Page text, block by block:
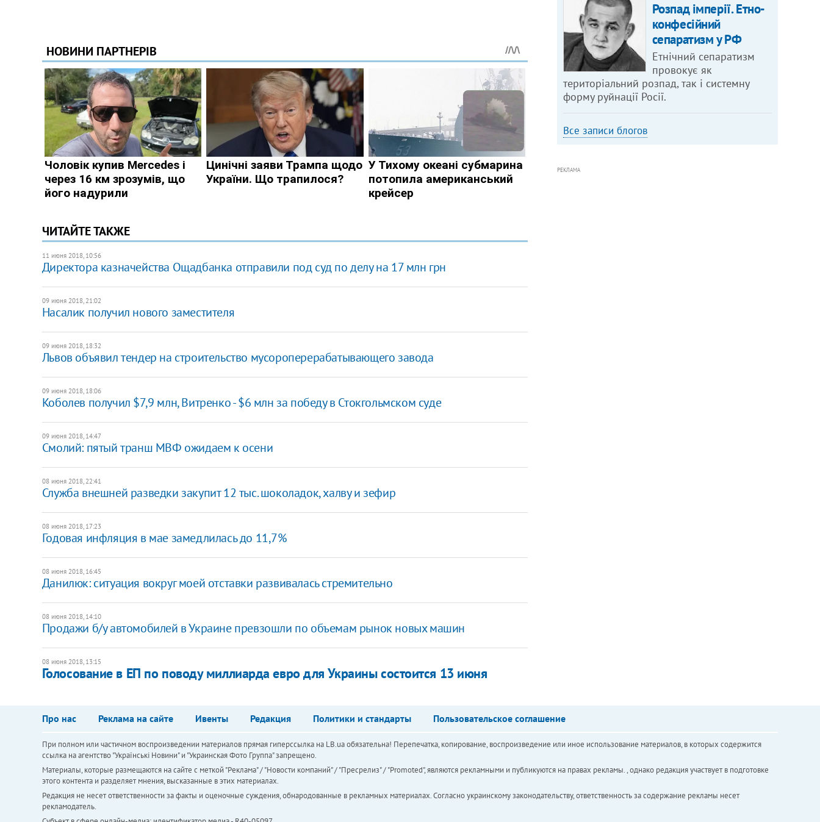
ЧИТАЙТЕ ТАКЖЕ
11 июня 2018, 10:56
Директора казначейства Ощадбанка отправили под суд по делу на 17 млн грн
09 июня 2018, 21:02
Насалик получил нового заместителя
09 июня 2018, 18:32
Львов объявил тендер на строительство мусороперерабатывающего завода
09 июня 2018, 18:06
Коболев получил $7,9 млн, Витренко - $6 млн за победу в Стокгольмском суде
09 июня 2018, 14:47
Смолий: пятый транш МВФ ожидаем к осени
08 июня 2018, 22:41
Служба внешней разведки закупит 12 тыс. шоколадок, халву и зефир
08 июня 2018, 17:23
Годовая инфляция в мае замедлилась до 11,7%
08 июня 2018, 16:45
Данилюк: ситуация вокруг моей отставки развивалась стремительно
08 июня 2018, 14:10
Продажи б/у автомобилей в Украине превзошли по объемам рынок новых машин
08 июня 2018, 13:15
Голосование в ЕП по поводу миллиарда евро для Украины состоится 13 июня
Розпад імперії. Етно-
конфесійний
сепаратизм у РФ
Етнічний сепаратизм
провокує як
територіальний розпад, так і системну
форму руйнації Росії.
Все записи блогов
РЕКЛАМА
Про нас Реклама на сайте Ивенты Редакция Политики и стандарты Пользовательское соглашение
При полном или частичном воспроизведении материалов прямая гиперссылка на LB.ua обязательна! Перепечатка, копирование, воспроизведение или иное использование материалов, в которых содержится
ссылка на агентство "Українськi Новини" и "Украинская Фото Группа" запрещено.
Материалы, которые размещаются на сайте с меткой "Реклама" / "Новости компаний" / "Пресрелиз" / "Promoted", являются рекламными и публикуются на правах рекламы. , однако редакция участвует в подготовке
этого контента и разделяет мнения, высказанные в этих материалах.
Редакция не несет ответственности за факты и оценочные суждения, обнародованные в рекламных материалах. Согласно украинскому законодательству, ответственность за содержание рекламы несет
рекламодатель.